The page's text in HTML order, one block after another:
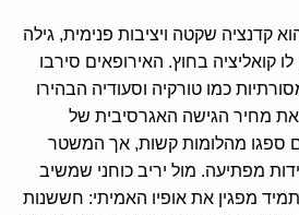
קדנציה שקטה ויציבות פנימית, גילה
קואליציה בחוץ. האירופאים סירבו
כמו טורקיה וסעודיה הבהירו
מחיר הגישה האגרסיבית של
ספגו מהלומות קשות, אך המשטר
מפתיעה. מול יריב כוחני שמשיב
מפגין את אופיו האמיתי: חששנות